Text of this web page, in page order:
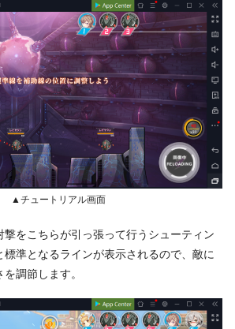
▲チュートリアル画面
をこちらが引っ張って行うシューティン
準となるラインが表示されるので、敵に
調節します。